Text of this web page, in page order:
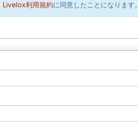
Livelox利用規約に同意したことになります。